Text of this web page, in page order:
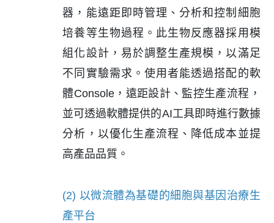
器，能遠距即時管理、分析和控制細胞
培養等生物過程。此生物反應器採用模
組化設計，易於調整生產規模，以滿足
不同實驗需求。使用者能透過搭配的軟
體Console，遠距設計、監控生產流程，
並可透過軟體提供的AI工具即時進行數據
分析，以優化生產流程、降低成本並提
高產品品質。
(2) 以微流體為基礎的細胞與基因治療生
產平台